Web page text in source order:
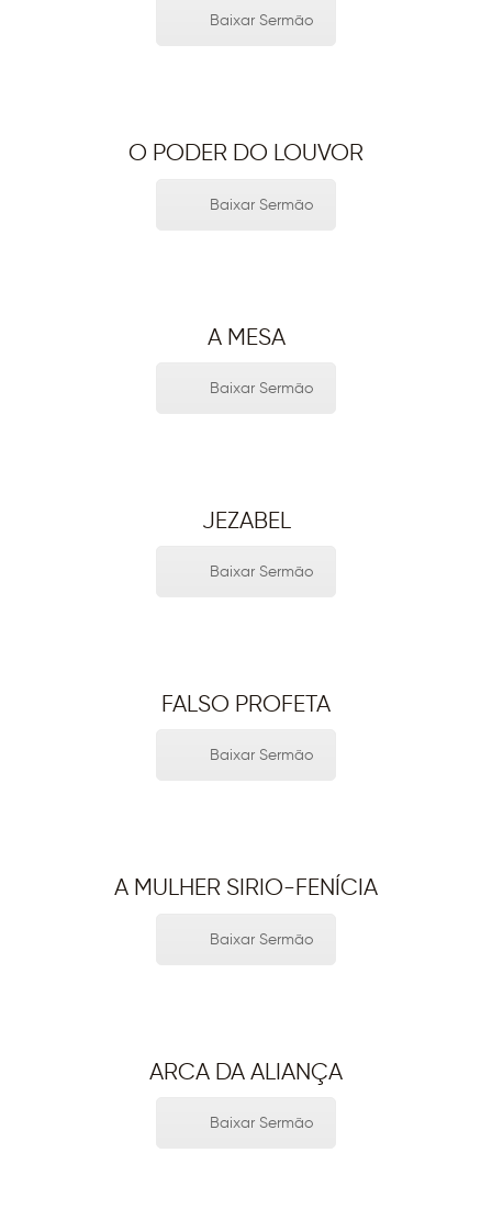
Baixar Sermão
O PODER DO LOUVOR
Baixar Sermão
A MESA
Baixar Sermão
JEZABEL
Baixar Sermão
FALSO PROFETA
Baixar Sermão
A MULHER SIRIO-FENÍCIA
Baixar Sermão
ARCA DA ALIANÇA
Baixar Sermão